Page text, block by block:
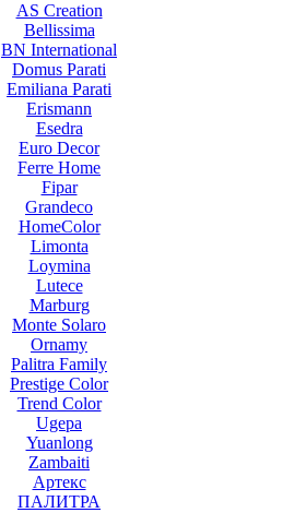
AS Creation
Bellissima
BN International
Domus Parati
Emiliana Parati
Erismann
Esedra
Euro Decor
Ferre Home
Fipar
Grandeco
HomeColor
Limonta
Loymina
Lutece
Marburg
Monte Solaro
Ornamy
Palitra Family
Prestige Color
Trend Color
Ugepa
Yuanlong
Zambaiti
Артекс
ПАЛИТРА